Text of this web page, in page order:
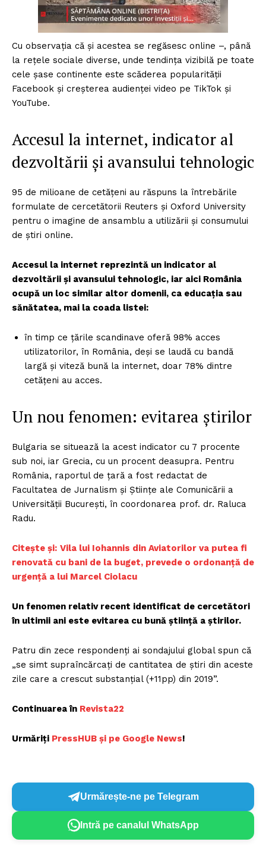
Cu observația că și acestea se regăsesc online –, până
la rețele sociale diverse, unde tendința vizibilă pe toate
cele șase continente este scăderea popularității
Facebook și creșterea audienței video pe TikTok și
YouTube.
Accesul la internet, indicator al
dezvoltării și avansului tehnologic
95 de milioane de cetățeni au răspuns la întrebările
formulate de cercetătorii Reuters și Oxford University
pentru o imagine de ansamblu a utilizării și consumului
de știri online.
Accesul la internet reprezintă un indicator al
dezvoltării și avansului tehnologic, iar aici România
ocupă un loc similar altor domenii, ca educația sau
sănătatea, mai la coada listei:
în timp ce țările scandinave oferă 98% acces
utilizatorilor, în România, deși se laudă cu bandă
largă și viteză bună la internet, doar 78% dintre
cetățeni au acces.
Un nou fenomen: evitarea știrilor
Bulgaria se situează la acest indicator cu 7 procente
sub noi, iar Grecia, cu un procent deasupra. Pentru
România, raportul de țară a fost redactat de
Facultatea de Jurnalism și Științe ale Comunicării a
Universității București, în coordonarea prof. dr. Raluca
Radu.
Citește și: Vila lui Iohannis din Aviatorilor va putea fi
renovată cu bani de la buget, prevede o ordonanță de
urgență a lui Marcel Ciolacu
Un fenomen relativ recent identificat de cercetători
în ultimii ani este evitarea cu bună știință a știrilor.
Patru din zece respondenți ai sondajului global spun că
„se simt supraîncărcați de cantitatea de știri din aceste
zile care a crescut substanțial (+11pp) din 2019”.
Continuarea în Revista22
Urmăriți PressHUB și pe Google News!
Urmărește-ne pe Telegram
Intră pe canalul WhatsApp